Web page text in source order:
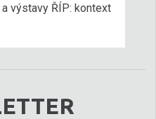
výstavy ŘÍP: kontext